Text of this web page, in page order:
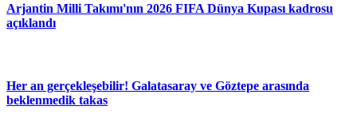
Arjantin Milli Takımı'nın 2026 FIFA Dünya Kupası kadrosu
açıklandı
Her an gerçekleşebilir! Galatasaray ve Göztepe arasında
beklenmedik takas